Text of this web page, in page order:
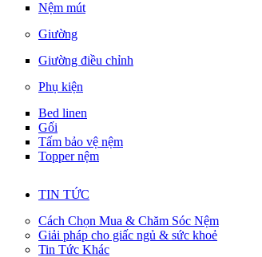
Nệm mút
Giường
Giường điều chỉnh
Phụ kiện
Bed linen
Gối
Tấm bảo vệ nệm
Topper nệm
TIN TỨC
Cách Chọn Mua & Chăm Sóc Nệm
Giải pháp cho giấc ngủ & sức khoẻ
Tin Tức Khác